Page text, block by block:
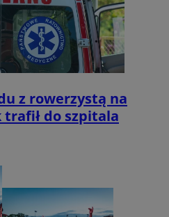
z rowerzystą na
trafił do szpitala